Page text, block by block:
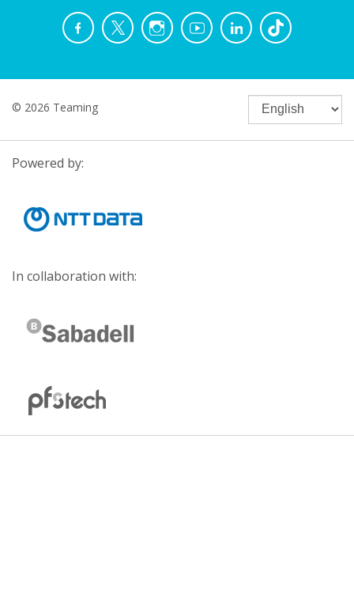
© 2026 Teaming
Powered by:
In collaboration with: